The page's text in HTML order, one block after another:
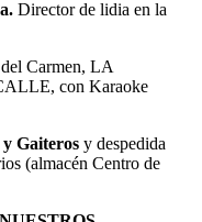
Director de lidia en la
Carmen, LA
con Karaoke
Gaiteros y despedida
(almacén Centro de